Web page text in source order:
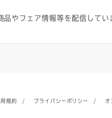
品やフェア情報等を配信してい
規約 プライバシーポリシー オ